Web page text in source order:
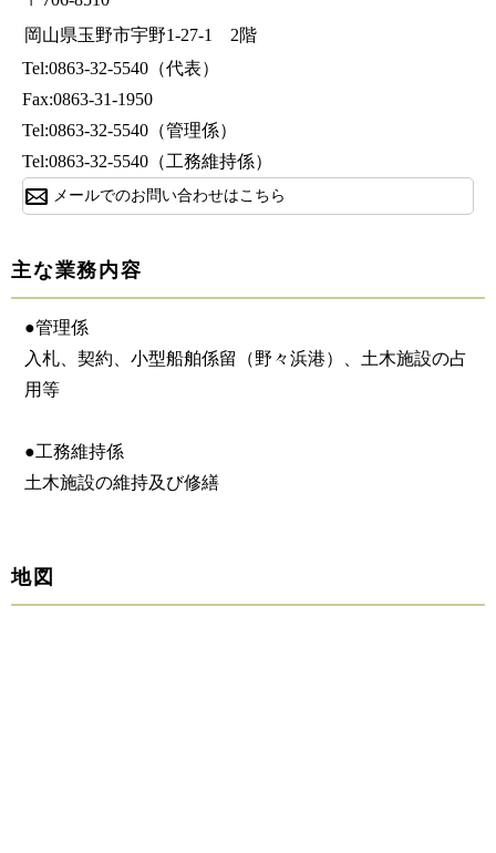
岡山県玉野市宇野1-27-1 2階
Tel:0863-32-5540（代表）
Fax:0863-31-1950
Tel:0863-32-5540 （管理係）
Tel:0863-32-5540 （工務維持係）
メールでのお問い合わせはこちら
主な業務内容
●管理係
入札、契約、小型船舶係留（野々浜港）、土木施設の占
用等
●工務維持係
土木施設の維持及び修繕
地図